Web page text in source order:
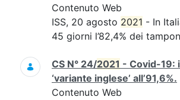
Contenuto Web
ISS, 20 agosto 2021 - In
45 giorni l’82,4% dei
CS N° 24/2021 - Covid-19:
‘variante inglese’ all’91,6%.
Contenuto Web